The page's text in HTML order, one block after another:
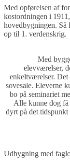
Med opførelsen af
kostordningen i
hovedbygningen. Så
op til 1. verdenskrig.
Med
elevværelser,
enkeltværelser. Det
sovesale. Eleverne
bo på seminariet
Alle kunne dog få
dyrt på det
Udbygning med